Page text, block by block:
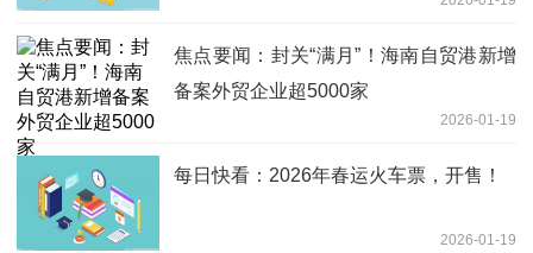
焦点要闻：封关“满月”！海南自贸港新增
备案外贸企业超5000家
2026-01-19
每日快看：2026年春运火车票，开售！
2026-01-19